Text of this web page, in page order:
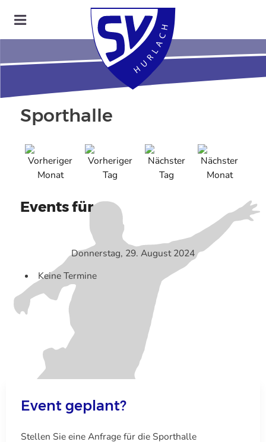
Sporthalle
Events für
Donnerstag, 29. August 2024
Keine Termine
Event geplant?
Stellen Sie eine Anfrage für die Sporthalle